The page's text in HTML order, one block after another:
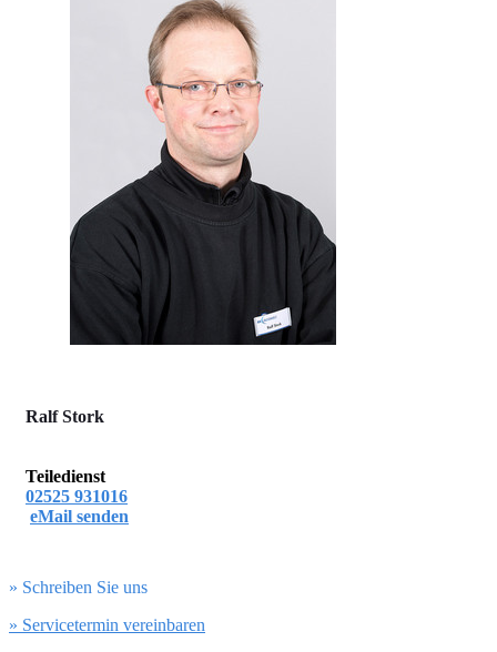
Ralf Stork
Teiledienst
02525 931016
eMail senden
» Schreiben Sie uns
» Servicetermin vereinbaren